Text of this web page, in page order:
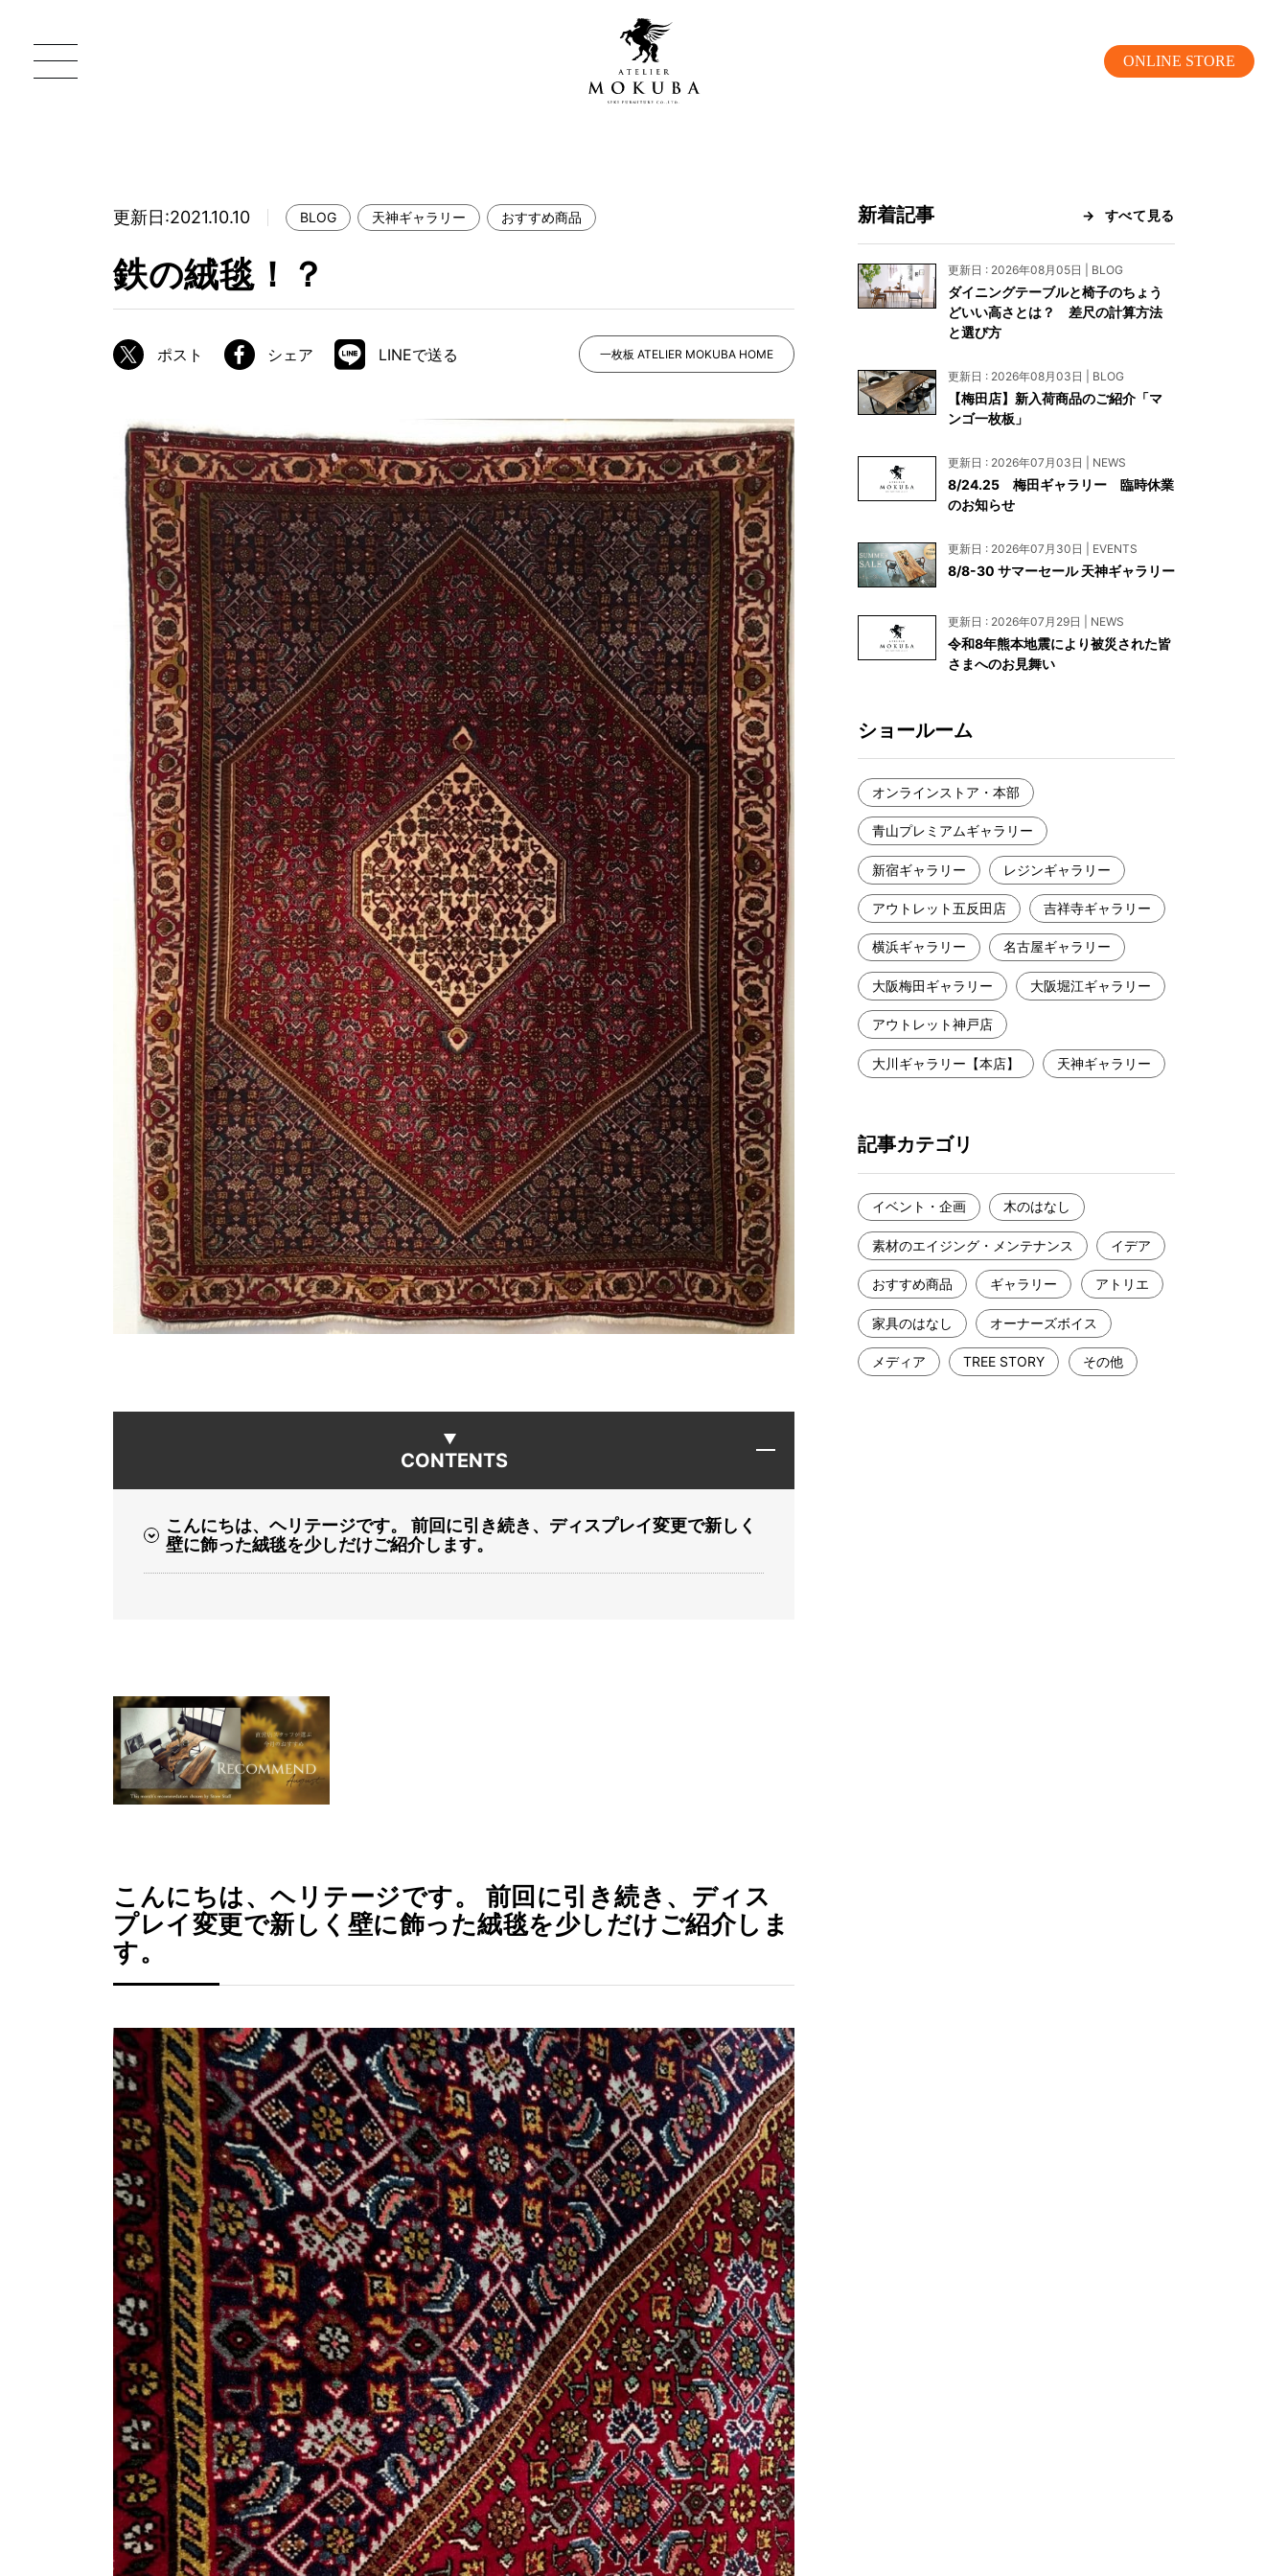
ONLINE STORE
MOKUBA について
製造工程
商品情報
ATELIER MOKUBAの一枚板テーブル
ATELIER MOKUBAの一枚板×異素材
特別なダイニングチェア
一枚板用のテーブル脚
コーディネート集
メンテナンス方法
吉祥寺ギャラリー
名古屋ギャラリー
大阪梅田ギャラリー
アウトレット神戸店
大川ギャラリー【本店】
天神ギャラリー
公式オンラインストア
WEBカタログ
納品事例
納品事例（住宅・インテリア）
納品事例（店舗・オフィス）
お客様の声
コーディネート集
INFORMATION
NEWS
EVENT
BLOG
メディア美術協力実績
よくあるご質問
お問い合わせ
資料請求
工務店様・設計会社様向けお問い合わせ
一枚板買い取りに関して
更新日:2021.10.10 BLOG 天神ギャラリー おすすめ商品
鉄の絨毯！？
ポスト シェア LINEで送る 一枚板 ATELIER MOKUBA HOME
CONTENTS
こんにちは、ヘリテージです。 前回に引き続き、ディスプレイ変更で新しく
壁に飾った絨毯を少しだけご紹介します。
こんにちは、ヘリテージです。 前回に引き続き、ディス
プレイ変更で新しく壁に飾った絨毯を少しだけご紹介しま
す。
新着記事 すべて見る
更新日 : 2026年08月05日 | BLOG
ダイニングテーブルと椅子のちょう
どいい高さとは？ 差尺の計算方法
と選び方
更新日 : 2026年08月03日 | BLOG
【梅田店】新入荷商品のご紹介「マ
ンゴ一枚板」
更新日 : 2026年07月03日 | NEWS
8/24.25 梅田ギャラリー 臨時休業
のお知らせ
更新日 : 2026年07月30日 | EVENTS
8/8-30 サマーセール 天神ギャラリー
更新日 : 2026年07月29日 | NEWS
令和8年熊本地震により被災された皆
さまへのお見舞い
ショールーム
オンラインストア・本部
青山プレミアムギャラリー
新宿ギャラリー レジンギャラリー
アウトレット五反田店 吉祥寺ギャラリー
横浜ギャラリー 名古屋ギャラリー
大阪梅田ギャラリー 大阪堀江ギャラリー
アウトレット神戸店
大川ギャラリー【本店】 天神ギャラリー
記事カテゴリ
イベント・企画 木のはなし
素材のエイジング・メンテナンス イデア
おすすめ商品 ギャラリー アトリエ
家具のはなし オーナーズボイス
メディア TREE STORY その他